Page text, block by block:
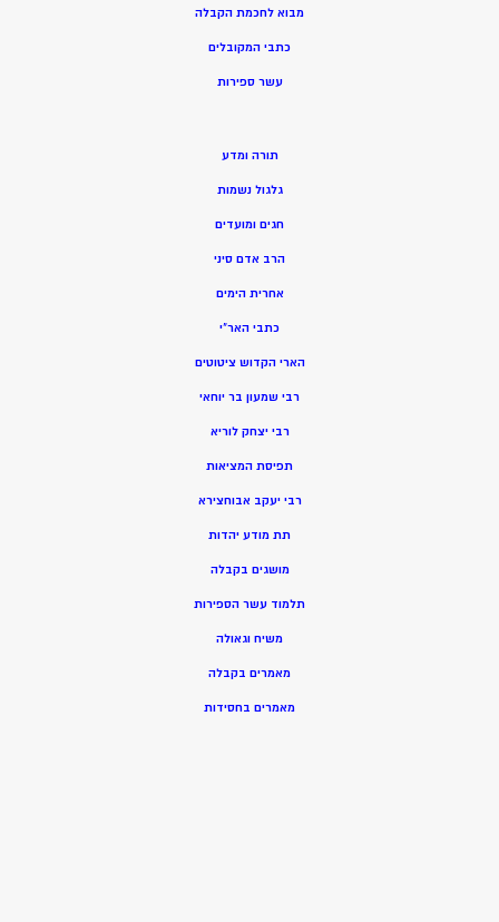
מבוא לחכמת הקבלה
כתבי המקובלים
עשר ספירות
תורה ומדע
גלגול נשמות
חגים ומועדים
הרב אדם סיני
אחרית הימים
כתבי האר”י
הארי הקדוש ציטוטים
רבי שמעון בר יוחאי
רבי יצחק לוריא
תפיסת המציאות
רבי יעקב אבוחצירא
תת מודע יהדות
מושגים בקבלה
תלמוד עשר הספירות
משיח וגאולה
מאמרים בקבלה
מאמרים בחסידות